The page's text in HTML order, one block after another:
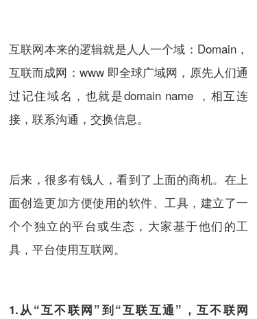
互联网本来的逻辑就是人人一个域：Domain，
互联而成网：www 即全球广域网，原先人们通
过记住域名，也就是domain name ，相互连
接，联系沟通，交换信息。
后来，很多有钱人，看到了上面的商机。在上
面创造更加方便使用的软件、工具，建立了一
个个独立的平台或生态，大家基于他们的工
具，平台使用互联网。
1.从“互不联网”到“互联互通”，互不联网